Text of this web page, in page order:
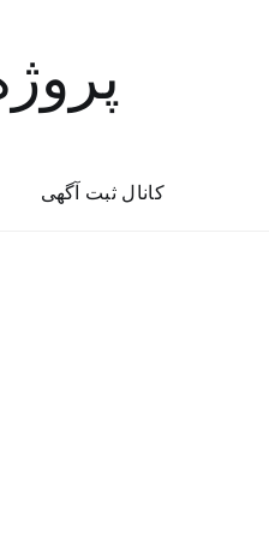
کانال ثبت آگهی